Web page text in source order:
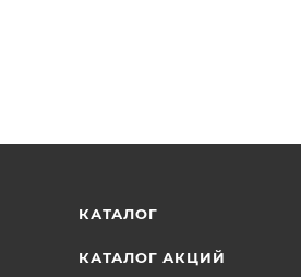
КАТАЛОГ
КАТАЛОГ АКЦИЙ